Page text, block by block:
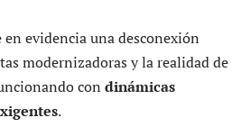
evidencia una desconexión
modernizadoras y la realidad de
con dinámicas
.